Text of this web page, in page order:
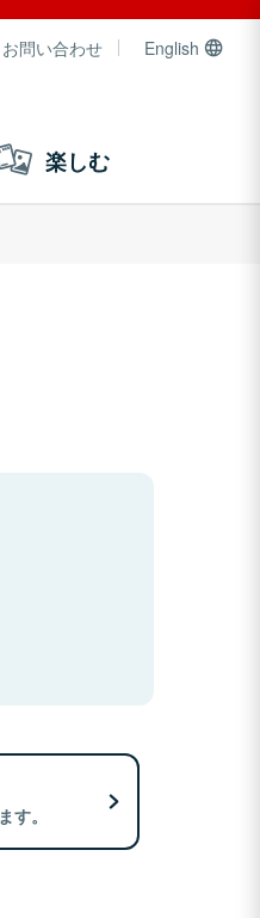
問い合わせ English
楽しむ
。